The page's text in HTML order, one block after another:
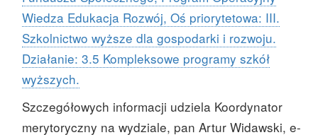
Wiedza Edukacja Rozwój, Oś priorytetowa: III.
Szkolnictwo wyższe dla gospodarki i rozwoju.
Działanie: 3.5 Kompleksowe programy szkół
wyższych.
Szczegółowych informacji udziela Koordynator
merytoryczny na wydziale, pan Artur Widawski, e-